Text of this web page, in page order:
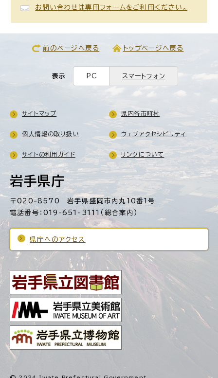
お問い合わせは専用フォームをご利用ください。
前のページへ戻る トップページへ戻る
表示 PC スマートフォン
岩手県庁
〒020-8570 岩手県盛岡市内丸10番1号
電話番号：019-651-3111（総合案内）
県庁へのアクセス
サイトマップ 県内各市町村
個人情報の取り扱い ウェブアクセシビリティ
サイトの利用ガイド リンクについて